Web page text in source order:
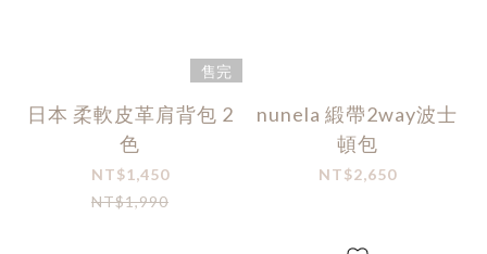
售完
日本 柔軟皮革肩背包 2
色
NT$1,450
NT$1,990
nunela 緞帶2way波士
頓包
NT$2,650